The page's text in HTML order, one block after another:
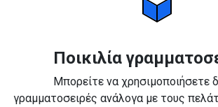
Ποικιλία
Μπορείτε να χρησιμοποιήσετε
γραμματοσειρές ανάλογα με τους